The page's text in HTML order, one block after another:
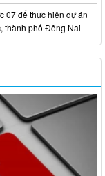
07 để thực hiện dự án
thành phố Đồng Nai